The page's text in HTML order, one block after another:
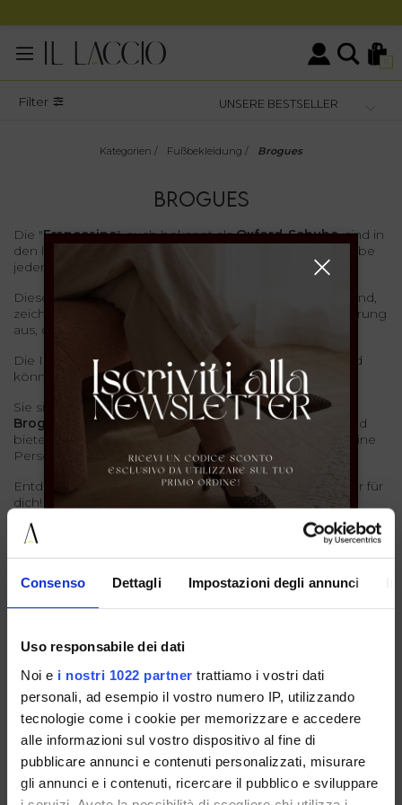
Consenso Dettagli Impostazioni degli annunci
Uso responsabile dei dati
Noi e i nostri 1022 partner trattiamo i vostri dati
personali, ad esempio il vostro numero IP, utilizzando
tecnologie come i cookie per memorizzare e accedere
alle informazioni sul vostro dispositivo al fine di
pubblicare annunci e contenuti personalizzati, misurare
gli annunci e i contenuti, ricercare il pubblico e sviluppare
0
Filter
Kategorien / Fußbekleidung / Brogues
BROGUES
Die "Francesine", auch bekannt alsOxford-Schuhe, sind in
den letzten Jahren zu einem
in der Garderobe
jeder Fashionista geworden.
Diese Schuhe, die aus der Herrengarderobe entlehnt sind,
zeichnen sich durch
und eine Schnürung
aus, die jedem Outfit einen
Die IL LACCIO Francesine sind ausLeder gefertigt
und
können
flach odermit Absatzsein.
Sie sind in
glatter Ausführungoderverziert mit
Broguemuster , Fransen oder Schnallen erhältlich
und
bieten unendliche Kombinationsmöglichkeiten, um deine
Persönlichkeit auszudrücken.
Entdecke unsere Kollektion und finde das perfekte Paar für
dich!
SALE